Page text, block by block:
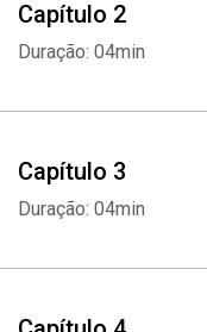
Capítulo 2
Duração: 04min
Capítulo 3
Duração: 04min